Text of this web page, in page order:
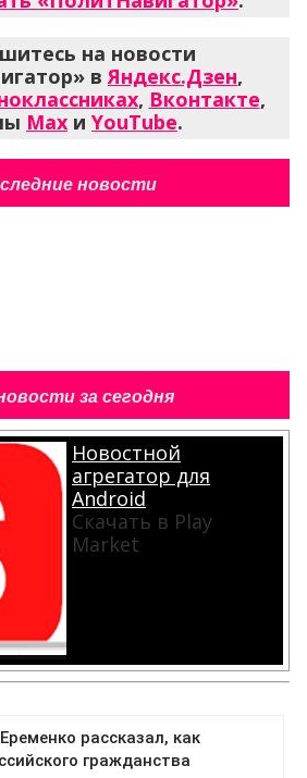
на новости
вЯндекс.Дзен,
, Вконтакте,
Max и YouTube.
новости
за сегодня
Новостной
агрегатор для
Android
Скачать в Play
Market